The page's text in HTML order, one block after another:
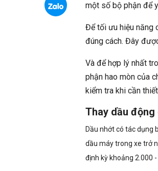
một số bộ phận để
Để tối ưu hiệu năng
đúng cách. Đây
Và để hợp lý nhất
phận hao mòn của
kiểm tra khi cần
Thay dầu động
Dầu nhớt có tác dụng
dầu máy trong xe trở
định kỳ khoảng 2.000